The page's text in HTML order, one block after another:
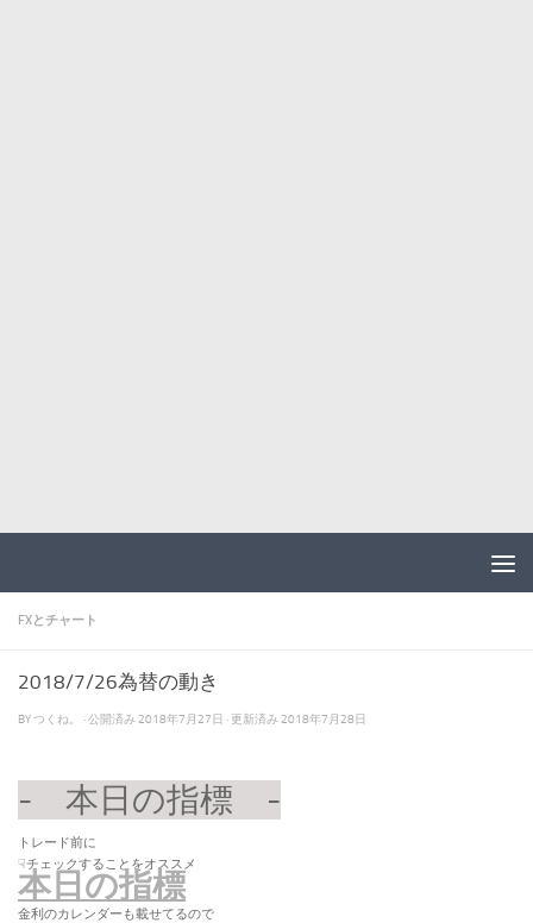
FXとチャート
2018/7/26為替の動き
BYつくね。 · 公開済み 2018年7月27日 · 更新済み 2018年7月28日
- 本日の指標 -
トレード前に
☟チェックすることをオススメ
本日の指標
金利のカレンダーも載せてるので